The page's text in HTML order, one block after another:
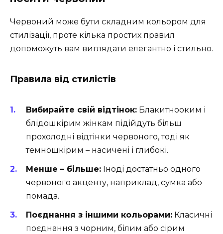
Червоний може бути складним кольором для
стилізації, проте кілька простих правил
допоможуть вам виглядати елегантно і стильно.
Правила від стилістів
Вибирайте свій відтінок: Блакитнооким і
блідошкірим жінкам підійдуть більш
прохолодні відтінки червоного, тоді як
темношкірим – насичені і глибокі.
Менше – більше: Іноді достатньо одного
червоного акценту, наприклад, сумка або
помада.
Поєднання з іншими кольорами: Класичні
поєднання з чорним, білим або сірим